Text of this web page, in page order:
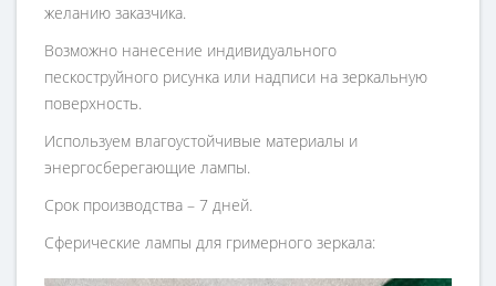
желанию заказчика.
Возможно нанесение индивидуального
пескоструйного рисунка или надписи на зеркальную
поверхность.
Используем влагоустойчивые материалы и
энергосберегающие лампы.
Срок производства – 7 дней.
Сферические лампы для гримерного зеркала: